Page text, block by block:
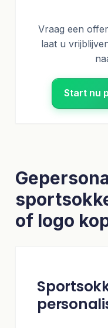
Vraag een
laat u
Start nu
of logo